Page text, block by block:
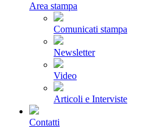
Area stampa
Comunicati stampa
Newsletter
Video
Articoli e Interviste
Contatti